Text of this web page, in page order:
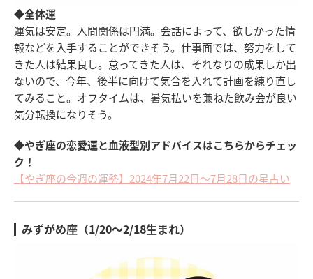
◆全体運
運気は安定。人間関係は円満。会話によって、欲しかった情
報などを入手することができそう。仕事面では、努力をして
きた人は結果良し。怠ってきた人は、それなりの成果しか出
ないので、今年、後半に向けて気合を入れて計画を練り直し
てみること。オフタイムは、暑気払いを兼ねた飲み会が良い
気分転換になりそう。
◆やぎ座の恋愛運と血液型別アドバイスはこちらからチェッ
ク！
【やぎ座の今週の運勢】2024年7月22日～7月28日の星占い
みずがめ座（1/20～2/18生まれ）